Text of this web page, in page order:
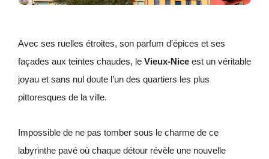
Avec ses ruelles étroites, son parfum d’épices et ses
façades aux teintes chaudes, le Vieux-Nice est un véritable
joyau et sans nul doute l’un des quartiers les plus
pittoresques de la ville.
Impossible de ne pas tomber sous le charme de ce
labyrinthe pavé où chaque détour révèle une nouvelle